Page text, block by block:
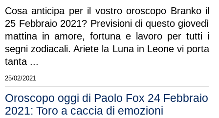
Cosa anticipa per il vostro oroscopo Branko il
25 Febbraio 2021? Previsioni di questo giovedì
mattina in amore, fortuna e lavoro per tutti i
segni zodiacali. Ariete la Luna in Leone vi porta
tanta ...
25/02/2021
Oroscopo oggi di Paolo Fox 24 Febbraio
2021: Toro a caccia di emozioni